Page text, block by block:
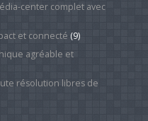
center complet avec
et connecté (9)
agréable et
résolution libres de